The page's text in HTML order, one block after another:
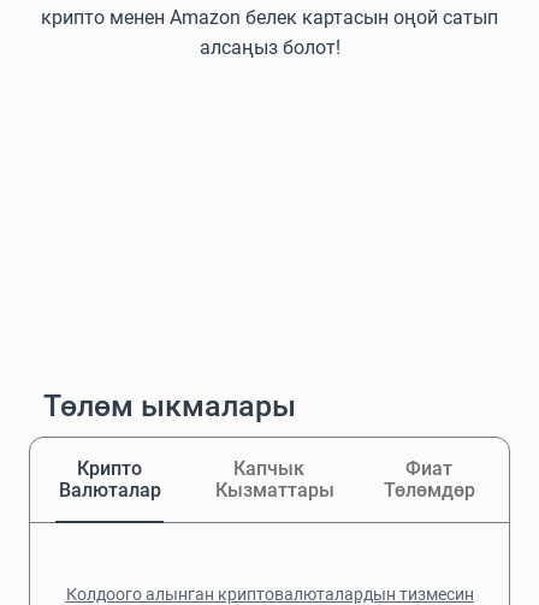
крипто менен Amazon белек картасын оңой сатып
алсаңыз болот!
Төлөм ыкмалары
Крипто
Валюталар
Капчык
Кызматтары
Фиат
Төлөмдөр
Колдоого алынган криптовалюталардын тизмесин